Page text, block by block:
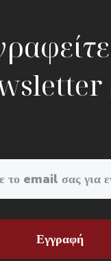
Εγγραφή